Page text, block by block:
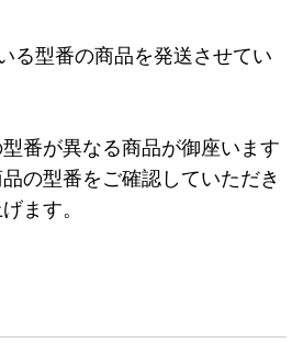
る型番の商品を発送させてい
番が異なる商品が御座います
の型番をご確認していただき
ます。